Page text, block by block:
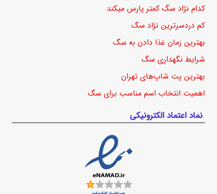
کدام نژاد سگ کمتر پارس میکند
کم دردسرترین نژاد سگ
بهترین زمان غذا دادن به سگ
شرایط نگهداری سگ
بهترین پت شاپ‌های تهران
اهمیت انتخاب اسم مناسب برای سگ
نماد اعتماد الکترونیکی